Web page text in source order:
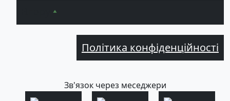
Політика конфіденційності
Зв'язок через меседжери